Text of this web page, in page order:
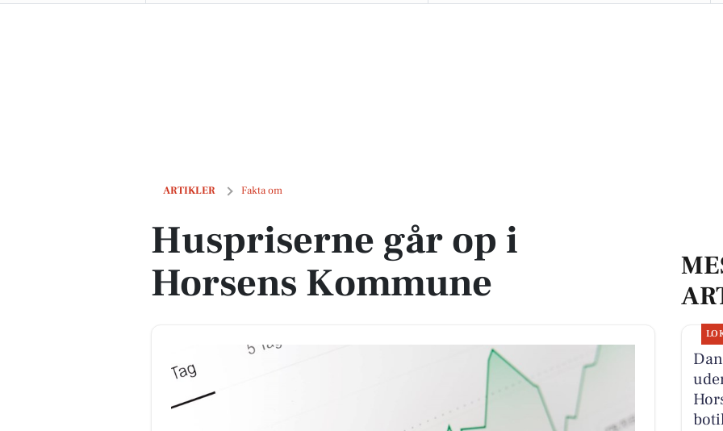
ARTIKLER Fakta om
Huspriserne går op i Horsens Kommune
Huspriserne går op i
Horsens Kommune